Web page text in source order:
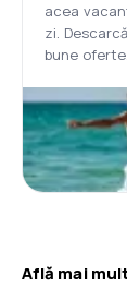
acea
zi.
bune oferte.
Află mai